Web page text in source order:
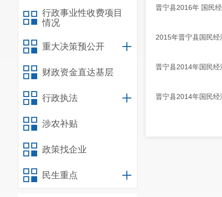
行政事业性收费项目
情况
重大决策预公开
财政资金直达基层
行政执法
涉农补贴
政策找企业
民生重点
晋宁县2016年 国民
2015年晋宁县国民
晋宁县2014年国民
晋宁县2014年国民